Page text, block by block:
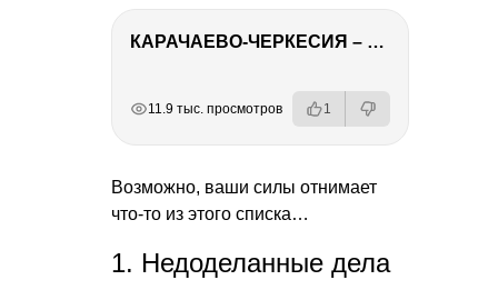
КАРАЧАЕВО-ЧЕРКЕСИЯ – ПУТЕШЕСТВИЕ НА КАВКАЗ часть 2
11.9 тыс. просмотров 1
Возможно, ваши силы отнимает
что-то из этого списка…
1. Недоделанные дела